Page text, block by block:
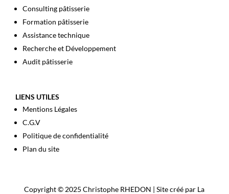
Consulting pâtisserie
Formation pâtisserie
Assistance technique
Recherche et Développement
Audit pâtisserie
LIENS UTILES
Mentions Légales
C.G.V
Politique de confidentialité
Plan du site
Copyright © 2025 Christophe RHEDON | Site créé par La